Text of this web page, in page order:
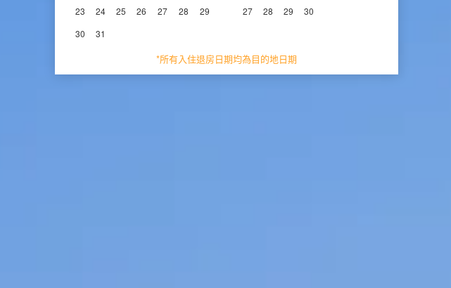
23
24 25 26 27 28
29
30
31
27
28 29 30
*所有入住退房日期均為目的地日期